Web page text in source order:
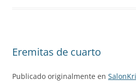
Eremitas de cuarto
Publicado originalmente en